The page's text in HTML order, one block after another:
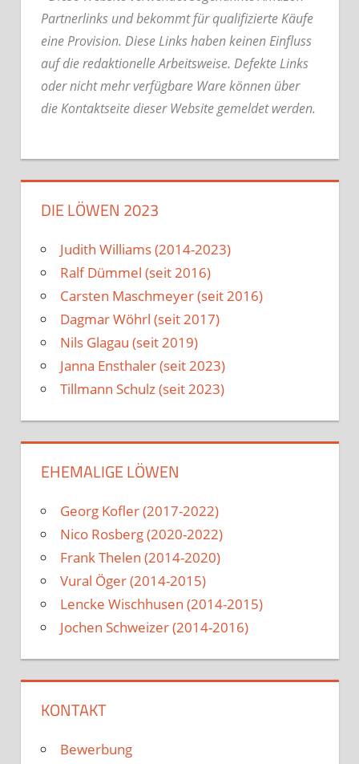
Partnerlinks und bekommt für qualifizierte Käufe
eine Provision. Diese Links haben keinen Einfluss
auf die redaktionelle Arbeitsweise. Defekte Links
oder nicht mehr verfügbare Ware können über
die Kontaktseite dieser Website gemeldet werden.
DIE LÖWEN 2023
Judith Williams (2014-2023)
Ralf Dümmel (seit 2016)
Carsten Maschmeyer (seit 2016)
Dagmar Wöhrl (seit 2017)
Nils Glagau (seit 2019)
Janna Ensthaler (seit 2023)
Tillmann Schulz (seit 2023)
EHEMALIGE LÖWEN
Georg Kofler (2017-2022)
Nico Rosberg (2020-2022)
Frank Thelen (2014-2020)
Vural Öger (2014-2015)
Lencke Wischhusen (2014-2015)
Jochen Schweizer (2014-2016)
KONTAKT
Bewerbung